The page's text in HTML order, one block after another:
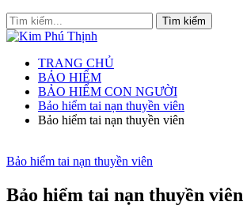
TRANG CHỦ
BẢO HIỂM
BẢO HIỂM CON NGƯỜI
Bảo hiểm tai nạn thuyền viên
Bảo hiểm tai nạn thuyền viên
Bảo hiểm tai nạn thuyền viên
Bảo hiểm tai nạn thuyền viên